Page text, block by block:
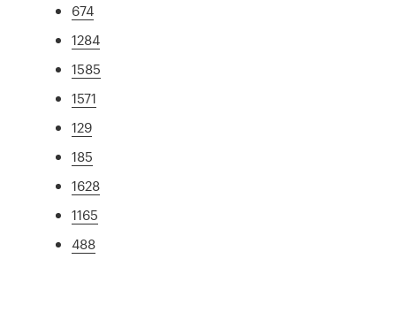
674
1284
1585
1571
129
185
1628
1165
488